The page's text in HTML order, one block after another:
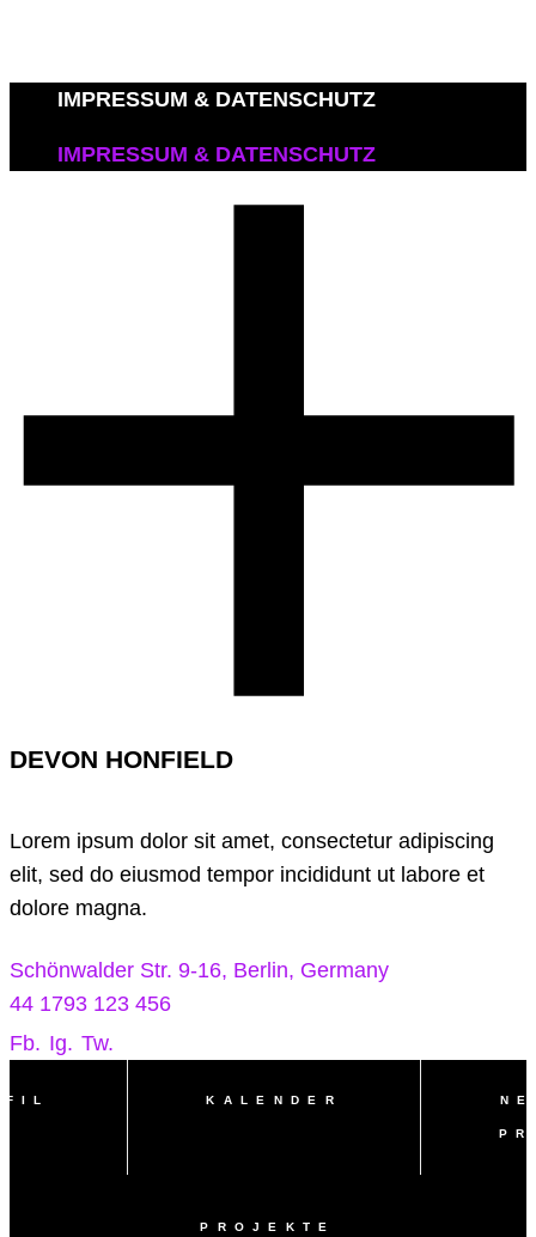
IMPRESSUM & DATENSCHUTZ
IMPRESSUM & DATENSCHUTZ
DEVON HONFIELD
Lorem ipsum dolor sit amet, consectetur adipiscing
elit, sed do eiusmod tempor incididunt ut labore et
dolore magna.
Schönwalder Str. 9-16, Berlin, Germany
44 1793 123 456
Fb. Ig. Tw.
KALENDER
PROJEKTE